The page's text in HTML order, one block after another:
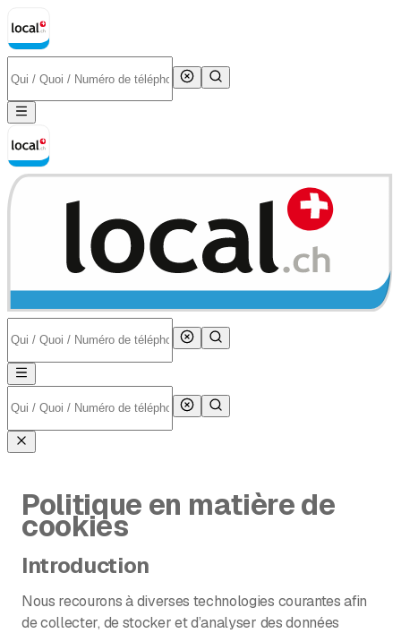
Politique en matière de
cookies
Introduction
Nous recourons à diverses technologies courantes afin
de collecter, de stocker et d’analyser des données